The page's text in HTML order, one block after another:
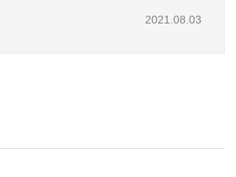
2021.08.03